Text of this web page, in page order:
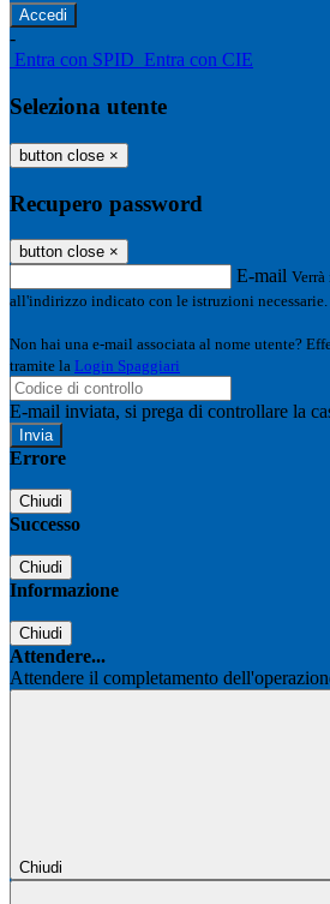
-
Entra con SPID Entra con CIE
Seleziona utente
button close ×
Recupero password
button close ×
E-mail
all'indirizzo indicato con le istruzioni necessarie.
Non hai una e-mail associata al nome utente?
tramite la Login Spaggiari
E-mail inviata, si prega di controllare la
Errore
Chiudi
Successo
Chiudi
Informazione
Chiudi
Attendere...
Attendere il completamento
Chiudi